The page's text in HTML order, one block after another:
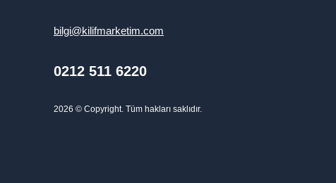
bilgi@kilifmarketim.com
0212 511 6220
2026 © Copyright. Tüm hakları saklıdır.